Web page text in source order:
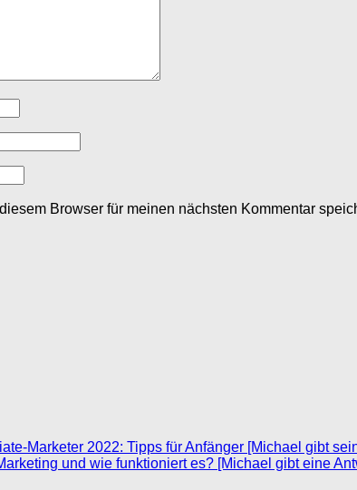
Browser für meinen nächsten Kommentar
Marketer 2022: Tipps für Anfänger [Michael gibt
und wie funktioniert es? [Michael gibt eine